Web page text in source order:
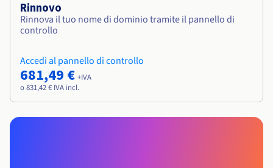
Rinnovo
Rinnova il tuo nome di dominio tramite il pannello di
controllo
Accedi al pannello di controllo
681,49 € +IVA
o 831,42 € IVA incl.